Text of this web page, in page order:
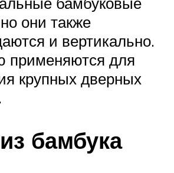
они также
и вертикально.
применяются для
крупных дверных
бамбука